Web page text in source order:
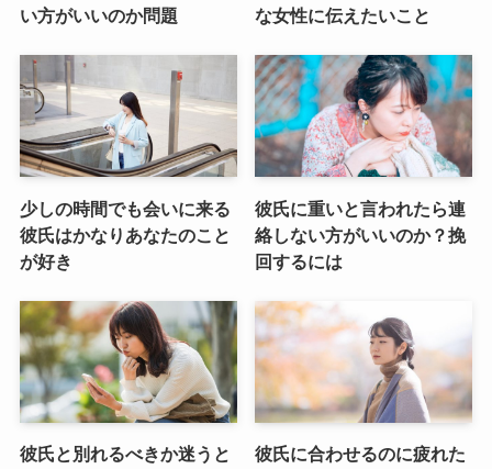
い方がいいのか問題
な女性に伝えたいこと
少しの時間でも会いに来る
彼氏はかなりあなたのこと
が好き
彼氏に重いと言われたら連
絡しない方がいいのか？挽
回するには
彼氏と別れるべきか迷うと
彼氏に合わせるのに疲れた